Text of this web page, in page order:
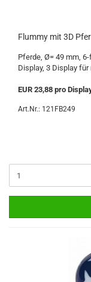
Flummy mit 3D
Pferde, Ø= 49 mm,
Display, 3 Display für
EUR 23,88 pro
Art.Nr.: 121FB249